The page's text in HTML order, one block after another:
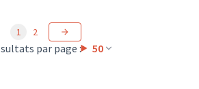
par page : 50
1 2